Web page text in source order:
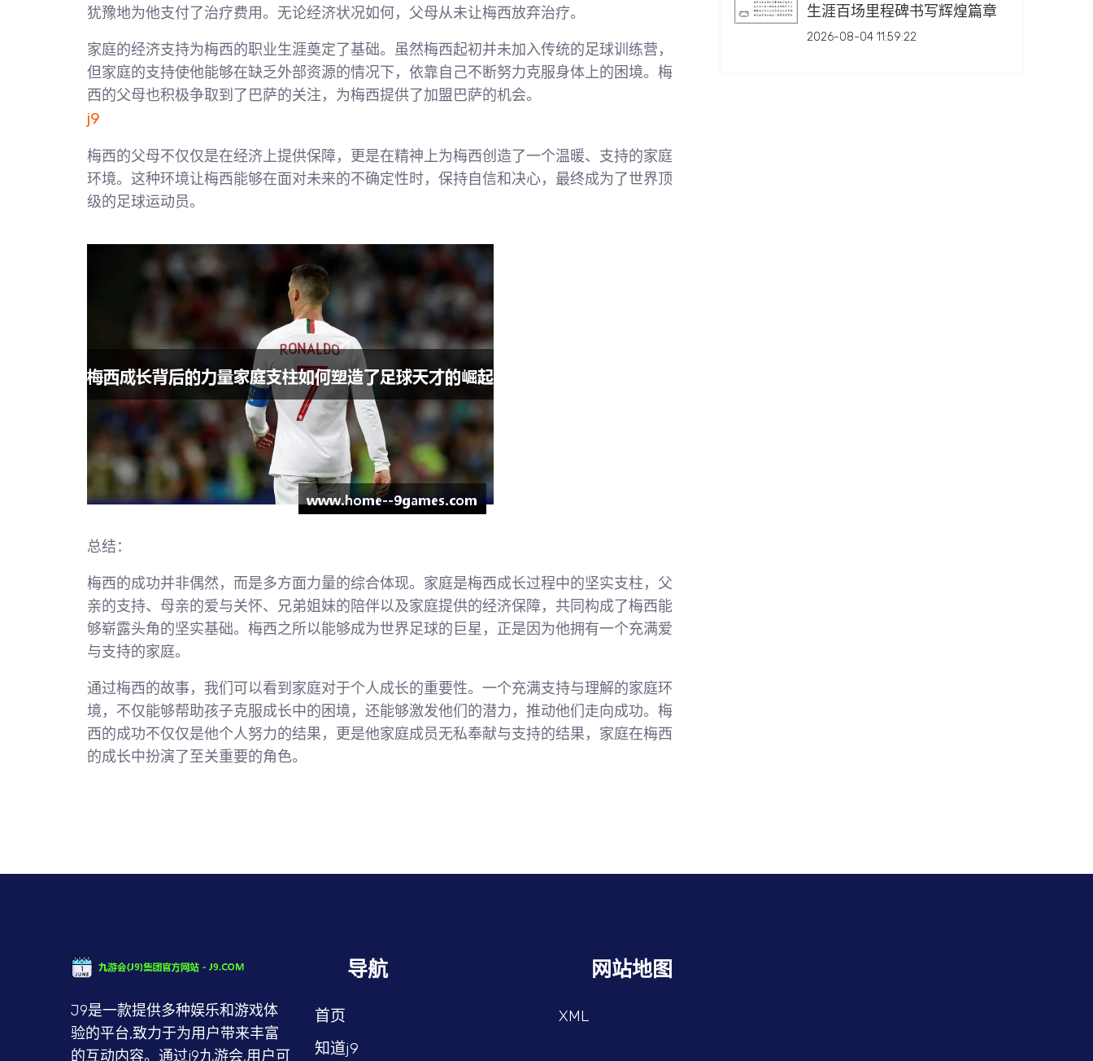
犹豫地为他支付了治疗费用。无论经济状况如何，父母从未让梅西放弃治疗。
家庭的经济支持为梅西的职业生涯奠定了基础。虽然梅西起初并未加入传统的足球训练营，
但家庭的支持使他能够在缺乏外部资源的情况下，依靠自己不断努力克服身体上的困境。梅
西的父母也积极争取到了巴萨的关注，为梅西提供了加盟巴萨的机会。
j9
梅西的父母不仅仅是在经济上提供保障，更是在精神上为梅西创造了一个温暖、支持的家庭
环境。这种环境让梅西能够在面对未来的不确定性时，保持自信和决心，最终成为了世界顶
级的足球运动员。
总结：
梅西的成功并非偶然，而是多方面力量的综合体现。家庭是梅西成长过程中的坚实支柱，父
亲的支持、母亲的爱与关怀、兄弟姐妹的陪伴以及家庭提供的经济保障，共同构成了梅西能
够崭露头角的坚实基础。梅西之所以能够成为世界足球的巨星，正是因为他拥有一个充满爱
与支持的家庭。
通过梅西的故事，我们可以看到家庭对于个人成长的重要性。一个充满支持与理解的家庭环
境，不仅能够帮助孩子克服成长中的困境，还能够激发他们的潜力，推动他们走向成功。梅
西的成功不仅仅是他个人努力的结果，更是他家庭成员无私奉献与支持的结果，家庭在梅西
的成长中扮演了至关重要的角色。
生涯百场里程碑书写辉煌篇章
2026-08-04 11:59:22
J9是一款提供多种娱乐和游戏体
验的平台,致力于为用户带来丰富
的互动内容。通过j9九游会,用户可
导航
首页
知道j9
网站地图
XML